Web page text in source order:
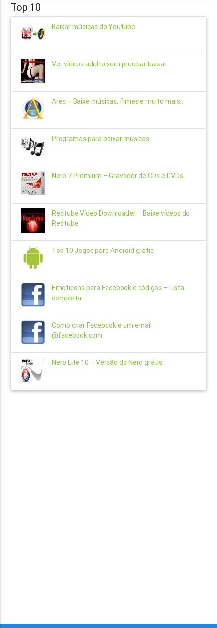
Top 10
Baixar músicas do Youtube
Ver vídeos adulto sem precisar baixar
Ares – Baixe músicas, filmes e muito mais..
Programas para baixar músicas
Nero 7 Premium – Gravador de CDs e DVDs
Redtube Vídeo Downloader – Baixe vídeos do
Redtube
Top 10 Jogos para Android grátis
Emoticons para Facebook e códigos – Lista
completa
Como criar Facebook e um email
@facebook.com
Nero Lite 10 – Versão do Nero grátis